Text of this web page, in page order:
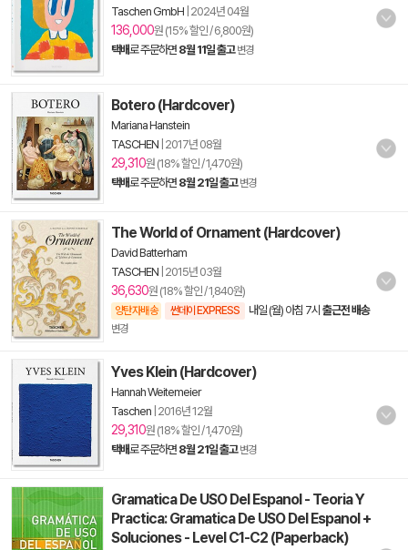
Taschen GmbH 2024년 04월
136,000원 (15% 할인 / 6,800원)
택배로 주문하면 8월 11일 출고 변경
Botero (Hardcover)
Mariana Hanstein
TASCHEN 2017년 08월
29,310원 (18% 할인 / 1,470원)
택배로 주문하면 8월 21일 출고 변경
The World of Ornament (Hardcover)
David Batterham
TASCHEN 2015년 03월
36,630원 (18% 할인 / 1,840원)
양탄자배송 썬데이 EXPRESS 내일 (월) 아침 7시 출근전 배송
변경
Yves Klein (Hardcover)
Hannah Weitemeier
Taschen 2016년 12월
29,310원 (18% 할인 / 1,470원)
택배로 주문하면 8월 21일 출고 변경
Gramatica De USO Del Espanol - Teoria Y
Practica: Gramatica De USO Del Espanol +
Soluciones - Level C1-C2 (Paperback)